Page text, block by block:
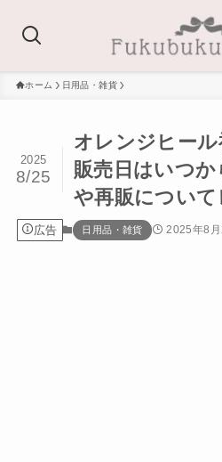
ホーム 日用品・雑貨
オレンジヒー
販売日はいつ
や再販について
2025
8/25
広告 日用品・雑貨 2025年8月